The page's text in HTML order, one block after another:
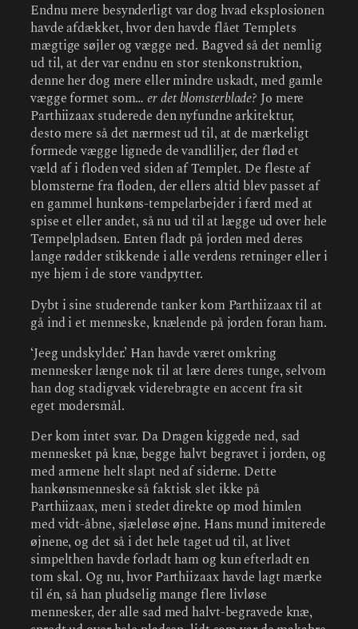
Endnu mere besynderligt var dog hvad eksplosionen
havde afdækket, hvor den havde flået Templets
mægtige søjler og vægge ned. Bagved så det nemlig
ud til, at der var endnu en stor stenkonstruktion,
denne her dog mere eller mindre uskadt, med gamle
vægge formet som…er det blomsterblade? Jo mere
Parthiizaax studerede den nyfundne arkitektur,
desto mere så det nærmest ud til, at de mærkeligt
formede vægge lignede de vandliljer, der flød et
væld af i floden ved siden af Templet. De fleste af
blomsterne fra floden, der ellers altid blev passet af
en gammel hunkøns-tempelarbejder i færd med at
spise et eller andet, så nu ud til at lægge ud over hele
Tempelpladsen. Enten fladt på jorden med deres
lange rødder stikkende i alle verdens retninger eller i
nye hjem i de store vandpytter.
Dybt i sine studerende tanker kom Parthiizaax til at
gå ind i et menneske, knælende på jorden foran ham.
‘Jeeg undskylder.’ Han havde været omkring
mennesker længe nok til at lære deres tunge, selvom
han dog stadigvæk viderebragte en accent fra sit
eget modersmål.
Der kom intet svar. Da Dragen kiggede ned, sad
mennesket på knæ, begge halvt begravet i jorden, og
med armene helt slapt ned af siderne. Dette
hankønsmenneske så faktisk slet ikke på
Parthiizaax, men i stedet direkte op mod himlen
med vidt-åbne, sjæleløse øjne. Hans mund imiterede
øjnene, og det så i det hele taget ud til, at livet
simpelthen havde forladt ham og kun efterladt en
tom skal. Og nu, hvor Parthiizaax havde lagt mærke
til én, så han pludselig mange flere livløse
mennesker, der alle sad med halvt-begravede knæ,